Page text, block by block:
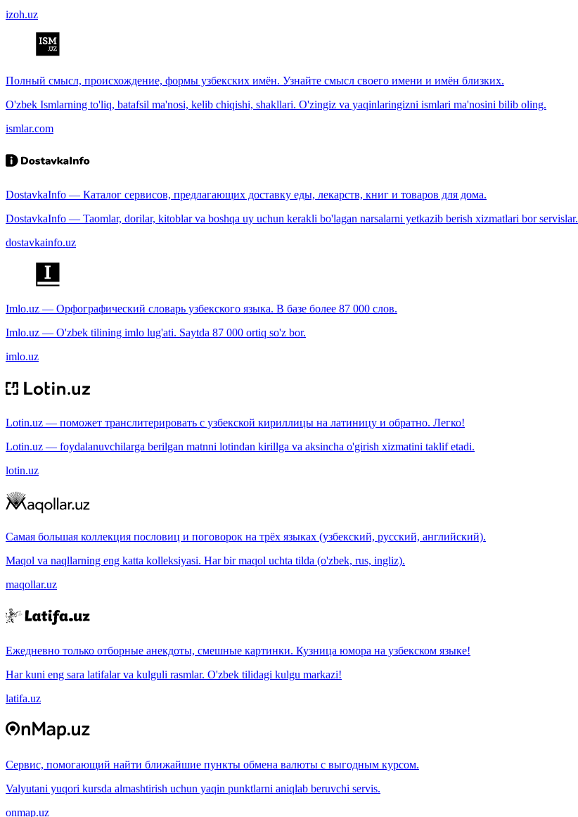
izoh.uz
Полный смысл, происхождение, формы узбекских имён. Узнайте смысл своего имени и имён близких.
O'zbek Ismlarning to'liq, batafsil ma'nosi, kelib chiqishi, shakllari. O'zingiz va yaqinlaringizni ismlari ma'nosini bilib oling.
ismlar.com
DostavkaInfo — Каталог сервисов, предлагающих доставку еды, лекарств, книг и товаров для дома.
DostavkaInfo — Taomlar, dorilar, kitoblar va boshqa uy uchun kerakli bo'lagan narsalarni yetkazib berish xizmatlari bor servislar.
dostavkainfo.uz
Imlo.uz — Орфографический словарь узбекского языка. В базе более 87 000 слов.
Imlo.uz — O'zbek tilining imlo lug'ati. Saytda 87 000 ortiq so'z bor.
imlo.uz
Lotin.uz — поможет транслитерировать с узбекской кириллицы на латиницу и обратно. Легко!
Lotin.uz — foydalanuvchilarga berilgan matnni lotindan kirillga va aksincha o'girish xizmatini taklif etadi.
lotin.uz
Самая большая коллекция пословиц и поговорок на трёх языках (узбекский, русский, английский).
Maqol va naqllarning eng katta kolleksiyasi. Har bir maqol uchta tilda (o'zbek, rus, ingliz).
maqollar.uz
Ежедневно только отборные анекдоты, смешные картинки. Кузница юмора на узбекском языке!
Har kuni eng sara latifalar va kulguli rasmlar. O'zbek tilidagi kulgu markazi!
latifa.uz
Сервис, помогающий найти ближайшие пункты обмена валюты с выгодным курсом.
Valyutani yuqori kursda almashtirish uchun yaqin punktlarni aniqlab beruvchi servis.
onmap.uz